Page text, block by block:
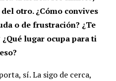
otro. ¿Cómo convives
o de frustración? ¿Te
lugar ocupa para ti
sí. La sigo de cerca,